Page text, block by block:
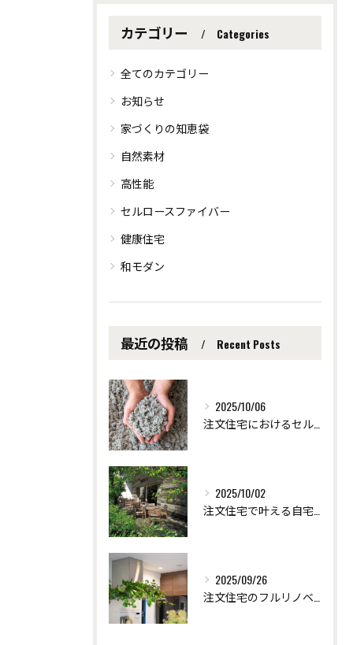
カテゴリー Categories
全てのカテゴリー
お知らせ
家づくりの知恵袋
自然素材
高性能
セルロースファイバー
健康住宅
和モダン
最近の投稿 Recent Posts
2025/10/06
2025/10/02
2025/09/26